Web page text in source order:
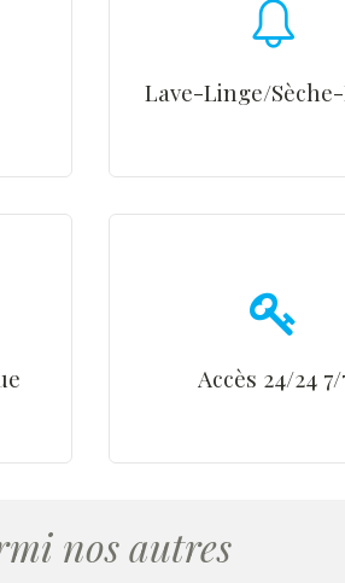
Lave-Linge/
Accès 24/24 7/
nos autres